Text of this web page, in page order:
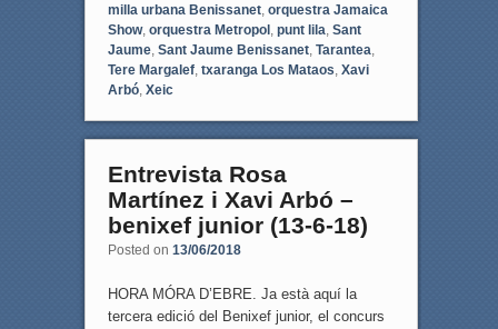
milla urbana Benissanet, orquestra Jamaica
Show, orquestra Metropol, punt lila Sant
Jaume, Sant Jaume Benissanet, Tarantea
Tere Margalef, txaranga Los Mataos Xavi
Arbó, Xeic
Entrevista Rosa
Martínez i Xavi Arbó –
benixef junior (13-6-18)
Posted on 13/06/2018
HORA MÓRA D’EBRE. Ja està aquí la
tercera edició del Benixef junior, el concurs